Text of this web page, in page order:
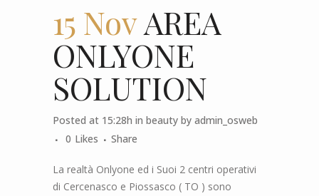
15 NovAREA
ONLYONE
SOLUTION
Posted at 15:28h in beauty by admin_osweb
0 Likes Share
La realtà Onlyone ed i Suoi 2 centri operativi
di Cercenasco e Piossasco ( TO ) sono